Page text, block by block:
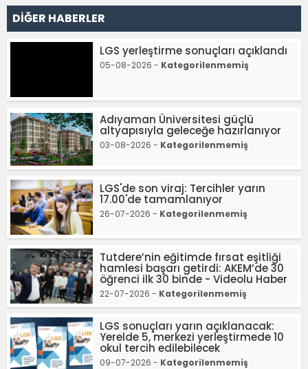
DİĞER HABERLER
LGS yerleştirme sonuçları açıklandı
05-08-2026 - Kategorilenmemiş
Adıyaman Üniversitesi güçlü
altyapısıyla geleceğe hazırlanıyor
03-08-2026 - Kategorilenmemiş
LGS'de son viraj: Tercihler yarın
17.00'de tamamlanıyor
26-07-2026 - Kategorilenmemiş
Tutdere’nin eğitimde fırsat eşitliği
hamlesi başarı getirdi: AKEM’de 30
öğrenci ilk 30 binde - Videolu Haber
22-07-2026 - Kategorilenmemiş
LGS sonuçları yarın açıklanacak:
Yerelde 5, merkezi yerleştirmede 10
okul tercih edilebilecek
09-07-2026 - Kategorilenmemiş